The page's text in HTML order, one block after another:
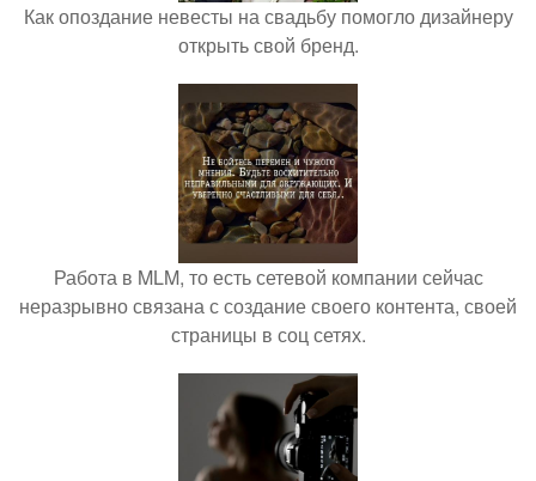
Как опоздание невесты на свадьбу помогло дизайнеру
открыть свой бренд.
Работа в MLM, то есть сетевой компании сейчас
неразрывно связана с создание своего контента, своей
страницы в соц сетях.